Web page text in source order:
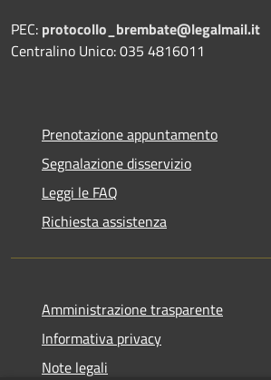
PEC: protocollo_brembate@legalmail.it
Centralino Unico: 035 4816011
Prenotazione appuntamento
Segnalazione disservizio
Leggi le FAQ
Richiesta assistenza
Amministrazione trasparente
Informativa privacy
Note legali